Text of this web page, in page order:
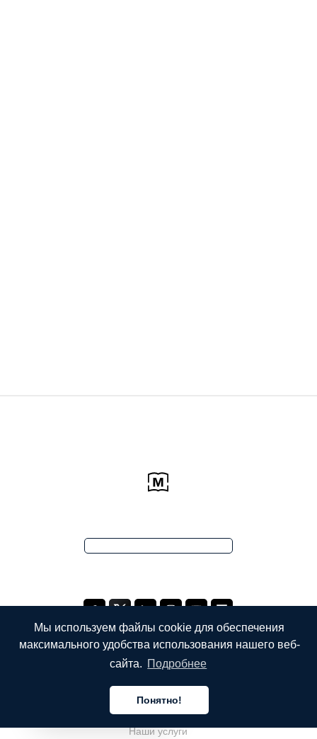
Мы используем файлы cookie для обеспечения
максимального удобства использования нашего веб-
сайта. Подробнее
Понятно!
О компании
Наши услуги
Русский